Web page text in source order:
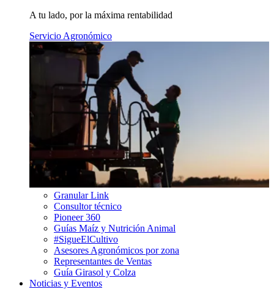
A tu lado, por la máxima rentabilidad
Servicio Agronómico
Granular Link
Consultor técnico
Pioneer 360
Guías Maíz y Nutrición Animal
#SigueElCultivo
Asesores Agronómicos por zona
Representantes de Ventas
Guía Girasol y Colza
Noticias y Eventos